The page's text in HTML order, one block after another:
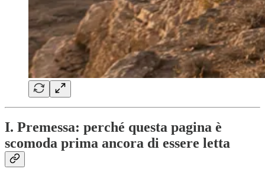
I. Premessa: perché questa pagina è
scomoda prima ancora di essere letta